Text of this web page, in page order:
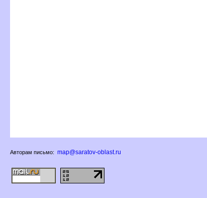
Авторам письмо: map@saratov-oblast.ru